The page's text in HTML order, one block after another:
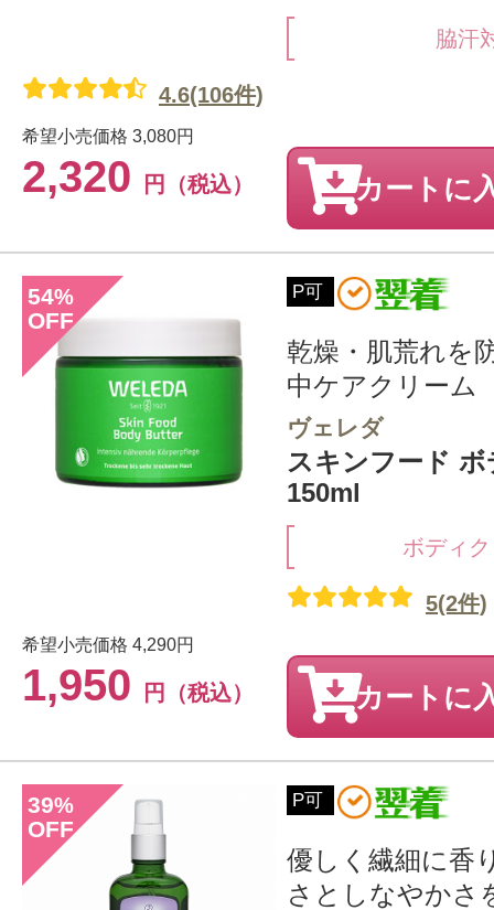
脇汗
希望小売価格 3,080円
2,320 円（税込）
4.6(106件)
カートに
54%
OFF
P可
乾燥・肌荒れを
中ケアクリーム
ヴェレダ
スキンフード
150ml
ボディ
希望小売価格 4,290円
1,950 円（税込）
5(2件)
カートに
39%
OFF
P可
優しく繊細に香
さとしなやかさ